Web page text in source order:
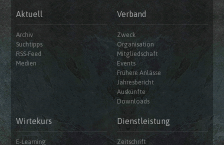
Aktuell
Archiv
Suchtipps
RSS-Feed
Medien
Verband
Zweck
Organisation
Mitgliedschaft
Events
Frühere Anlässe
Jahresbericht
Auskünfte
Downloads
Wirtekurs
E-Learning
Dienstleistung
Zeitschrift